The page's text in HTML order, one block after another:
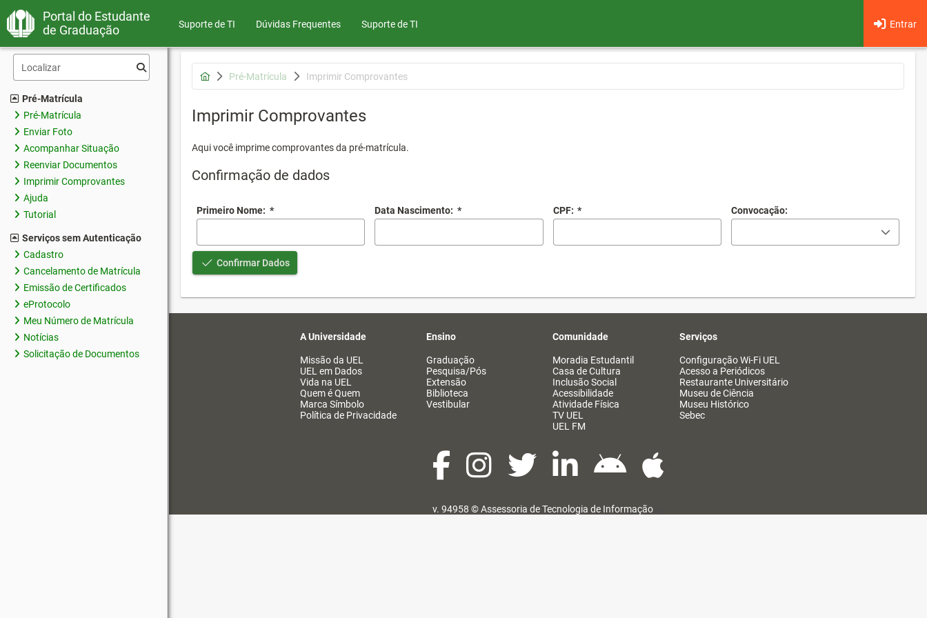
Portal do Estudante
de Graduação
Suporte de TI Dúvidas Frequentes Entrar
Suporte de TI
Pré-Matrícula
Pré-Matrícula
Enviar Foto
Acompanhar Situação
Reenviar Documentos
Imprimir Comprovantes
Ajuda
Tutorial
Serviços sem Autenticação
Cadastro
Cancelamento de Matrícula
Emissão de Certificados
eProtocolo
Meu Número de Matrícula
Notícias
Solicitação de Documentos
Pré-Matrícula Imprimir Comprovantes
Imprimir Comprovantes
Aqui você imprime comprovantes da pré-matrícula.
Confirmação de dados
Primeiro Nome: * Data Nascimento: * CPF: * Convocação:
Confirmar Dados
A Universidade
Missão da UEL
UEL em Dados
Vida na UEL
Quem é Quem
Marca Símbolo
Política de Privacidade
Ensino
Graduação
Pesquisa/Pós
Extensão
Biblioteca
Vestibular
Comunidade
Moradia Estudantil
Casa de Cultura
Inclusão Social
Acessibilidade
Atividade Física
TV UEL
UEL FM
Serviços
Configuração Wi-Fi UEL
Acesso a Periódicos
Restaurante Universitário
Museu de Ciência
Museu Histórico
Sebec
v. 94958 ©Assessoria de Tecnologia de Informação